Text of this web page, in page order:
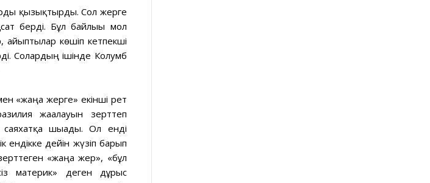
қызықтырды. Сол жерге
берді. Бұл байлығы мол
айыптылар көшіп кетпекші
Солардың ішінде Колумб
«жаңа жерге» екінші рет
жағалауын зерттеп
шығады. Ол енді
ендікке дейін жүзіп барып
«жаңа жер», «бұл
материк» деген дұрыс